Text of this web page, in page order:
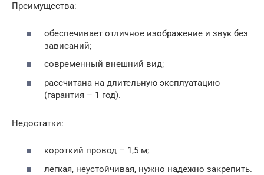
Преимущества:
обеспечивает отличное изображение и звук без
зависаний;
современный внешний вид;
рассчитана на длительную эксплуатацию
(гарантия – 1 год).
Недостатки:
короткий провод – 1,5 м;
легкая, неустойчивая, нужно надежно закрепить.